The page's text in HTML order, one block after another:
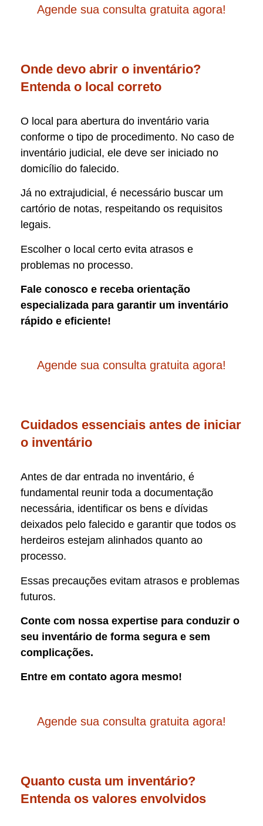
Agende sua consulta gratuita agora!
Onde devo abrir o inventário?
Entenda o local correto
O local para abertura do inventário varia
conforme o tipo de procedimento. No caso de
inventário judicial, ele deve ser iniciado no
domicílio do falecido.
Já no extrajudicial, é necessário buscar um
cartório de notas, respeitando os requisitos
legais.
Escolher o local certo evita atrasos e
problemas no processo.
Fale conosco e receba orientação
especializada para garantir um inventário
rápido e eficiente!
Agende sua consulta gratuita agora!
Cuidados essenciais antes de iniciar
o inventário
Antes de dar entrada no inventário, é
fundamental reunir toda a documentação
necessária, identificar os bens e dívidas
deixados pelo falecido e garantir que todos os
herdeiros estejam alinhados quanto ao
processo.
Essas precauções evitam atrasos e problemas
futuros.
Conte com nossa expertise para conduzir o
seu inventário de forma segura e sem
complicações.
Entre em contato agora mesmo!
Agende sua consulta gratuita agora!
Quanto custa um inventário?
Entenda os valores envolvidos